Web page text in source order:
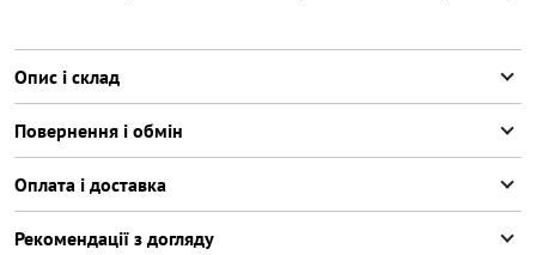
Опис і склад
Повернення і обмін
Оплата і доставка
Рекомендації з догляду